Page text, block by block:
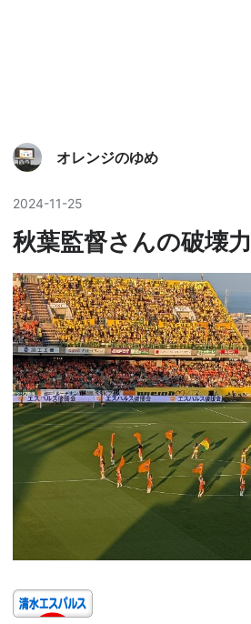
オレンジのゆめ
2024-11-25
秋葉監督さんの破壊力